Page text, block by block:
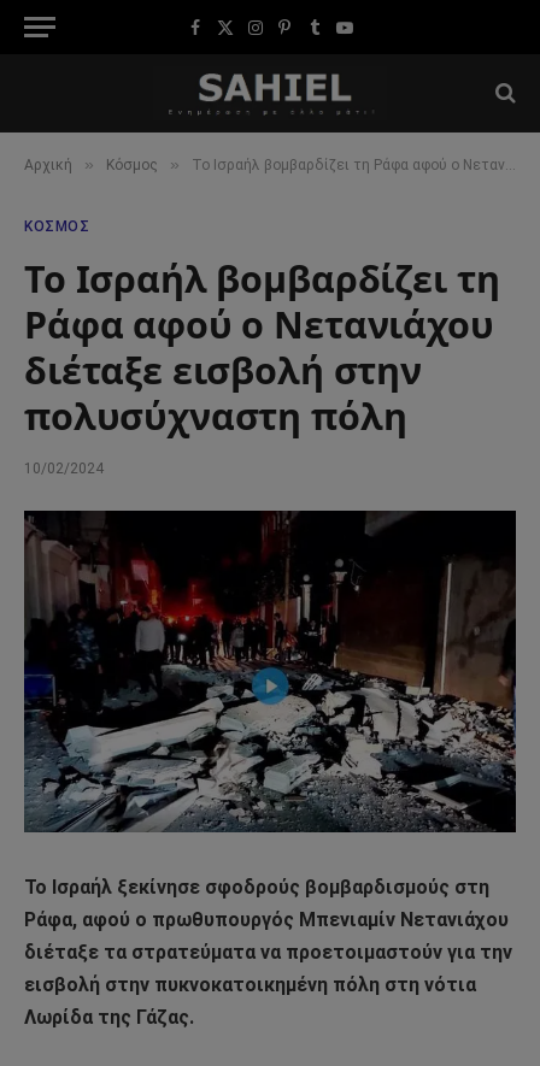
Facebook
X
Instagram
Pinterest
TumblrYouTube
Αρχική » Κόσμος » Το Ισραήλ βομβαρδίζει τη Ράφα αφού ο Νετανιάχου διέταξε εισβολή στην πολυσύχναστη πόλη
ΚΌΣΜΟΣ
Το Ισραήλ βομβαρδίζει τη
Ράφα αφού ο Νετανιάχου
διέταξε εισβολή στην
πολυσύχναστη πόλη
10/02/2024
Το Ισραήλ ξεκίνησε σφοδρούς βομβαρδισμούς στη
Ράφα, αφού ο πρωθυπουργός Μπενιαμίν Νετανιάχου
διέταξε τα στρατεύματα να προετοιμαστούν για την
εισβολή στην πυκνοκατοικημένη πόλη στη νότια
Λωρίδα της Γάζας.